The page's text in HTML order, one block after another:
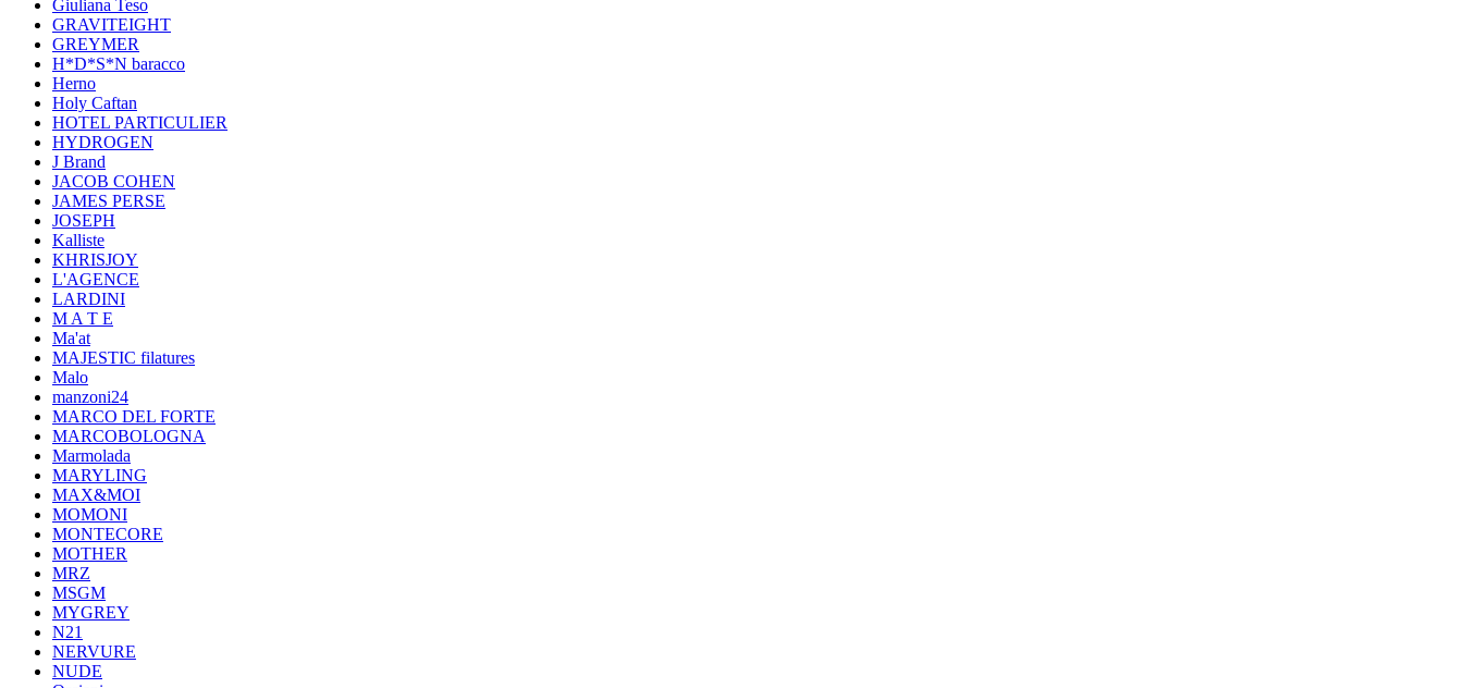
Giuliana Teso
GRAVITEIGHT
GREYMER
H*D*S*N baracco
Herno
Holy Caftan
HOTEL PARTICULIER
HYDROGEN
J Brand
JACOB COHEN
JAMES PERSE
JOSEPH
Kalliste
KHRISJOY
L'AGENCE
LARDINI
M A T E
Ma'at
MAJESTIC filatures
Malo
manzoni24
MARCO DEL FORTE
MARCOBOLOGNA
Marmolada
MARYLING
MAX&MOI
MOMONI
MONTECORE
MOTHER
MRZ
MSGM
MYGREY
N21
NERVURE
NUDE